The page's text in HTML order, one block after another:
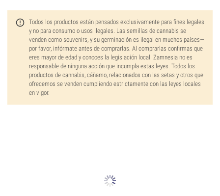
Todos los productos están pensados exclusivamente para fines legales
y no para consumo o usos ilegales. Las semillas de cannabis se
venden como souvenirs, y su germinación es ilegal en muchos países—
por favor, infórmate antes de comprarlas. Al comprarlas confirmas que
eres mayor de edad y conoces la legislación local. Zamnesia no es
responsable de ninguna acción que incumpla estas leyes. Todos los
productos de cannabis, cáñamo, relacionados con las setas y otros que
ofrecemos se venden cumpliendo estrictamente con las leyes locales
en vigor.